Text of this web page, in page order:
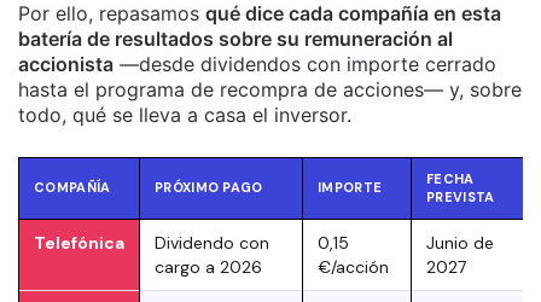
Por ello, repasamos qué dice cada compañía en esta
batería de resultados sobre su remuneración al
accionista —desde dividendos con importe cerrado
hasta el programa de recompra de acciones— y, sobre
todo, qué se lleva a casa el inversor.
COMPAÑÍA PRÓXIMO PAGO IMPORTE
FECHA
PREVISTA
Telefónica
Dividendo con
cargo a 2026
0,15
€/acción
Junio de
2027